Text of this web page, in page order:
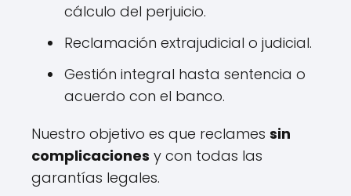
cálculo del perjuicio.
Reclamación extrajudicial o judicial.
Gestión integral hasta sentencia o
acuerdo con el banco.
Nuestro objetivo es que reclames sin
complicaciones y con todas las
garantías legales.